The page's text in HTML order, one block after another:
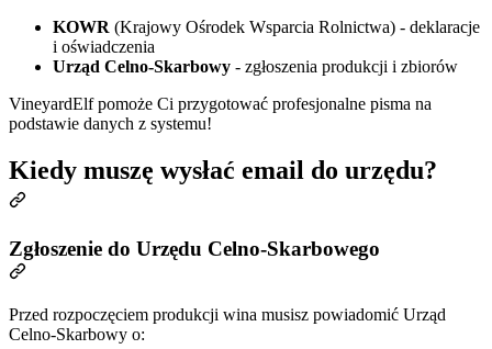
KOWR (Krajowy Ośrodek Wsparcia Rolnictwa) - deklaracje
i oświadczenia
Urząd Celno-Skarbowy - zgłoszenia produkcji i zbiorów
VineyardElf pomoże Ci przygotować profesjonalne pisma na
podstawie danych z systemu!
Kiedy muszę wysłać email do urzędu?
Zgłoszenie do Urzędu Celno-Skarbowego
Przed rozpoczęciem produkcji wina musisz powiadomić Urząd
Celno-Skarbowy o: